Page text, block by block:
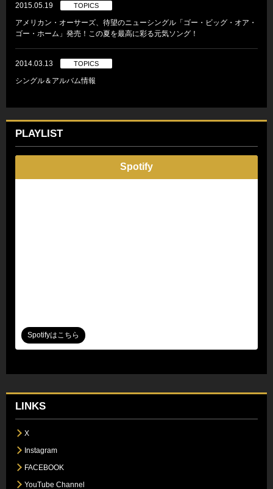
2015.05.19 TOPICS
アメリカン・オーサーズ、待望のニューシングル「ゴー・ビッグ・オア・
ゴー・ホーム」発売！この夏を最高に彩る元気ソング！
2014.03.13 TOPICS
シングル＆アルバム情報
PLAYLIST
Spotify
Spotifyはこちら
LINKS
X
Instagram
FACEBOOK
YouTube Channel